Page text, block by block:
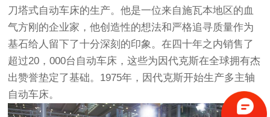
刀塔式自动车床的生产。他是一位来自施瓦本地区的血
气方刚的企业家，他创造性的想法和严格追寻质量作为
基石给人留下了十分深刻的印象。在四十年之内销售了
超过20，000台自动车床，这些为因代克斯在全球拥有杰
出赞誉垫定了基础。1975年，因代克斯开始生产多主轴
自动车床。